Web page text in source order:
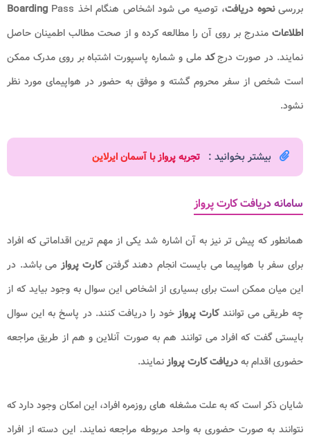
بررسینحوه دریافت، توصیه می شود اشخاص هنگام اخذ Boarding Pass
اطلاعات مندرج بر روی آن را مطالعه کرده و از صحت مطالب اطمینان حاصل
نمایند. در صورت درجکدملی و شماره پاسپورت اشتباه بر روی مدرک ممکن
است شخص از سفر محروم گشته و موفق به حضور در هواپیمای مورد نظر
نشود.
بیشتر بخوانید : تجربه پرواز با آسمان ایرلاین
سامانه دریافت کارت پرواز
همانطور که پیش تر نیز به آن اشاره شد یکی از مهم ترین اقداماتی که افراد
برای سفر با هواپیما می بایست انجام دهند گرفتنکارت پرواز می باشد. در
این میان ممکن است برای بسیاری از اشخاص این سوال به وجود بیاید که از
چه طریقی می توانندکارت پروازخود را دریافت کنند. در پاسخ به این سوال
بایستی گفت که افراد می توانند هم به صورت آنلاین و هم از طریق مراجعه
حضوری اقدام بهدریافت کارت پروازنمایند.
شایان ذکر است که به علت مشغله های روزمره افراد، این امکان وجود دارد که
نتوانند به صورت حضوری به واحد مربوطه مراجعه نمایند. این دسته از افراد